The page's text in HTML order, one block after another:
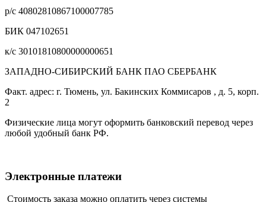
р/с 40802810867100007785
БИК 047102651
к/с 30101810800000000651
ЗАПАДНО-СИБИРСКИЙ БАНК ПАО СБЕРБАНК
Факт. адрес: г. Тюмень, ул. Бакинских Коммисаров , д. 5, корп.
2
Физические лица могут оформить банковский перевод через
любой удобный банк РФ.
Электронные платежи
Стоимость заказа можно оплатить через системы